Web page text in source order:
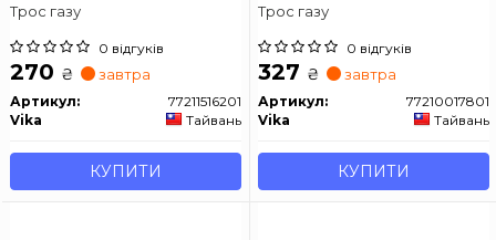
Трос газу
0 відгуків
270 ₴ завтра
Артикул:
77211516201
Vika
Тайвань
КУПИТИ
Трос газу
0 відгуків
327 ₴ завтра
Артикул:
77210017801
Vika
Тайвань
КУПИТИ